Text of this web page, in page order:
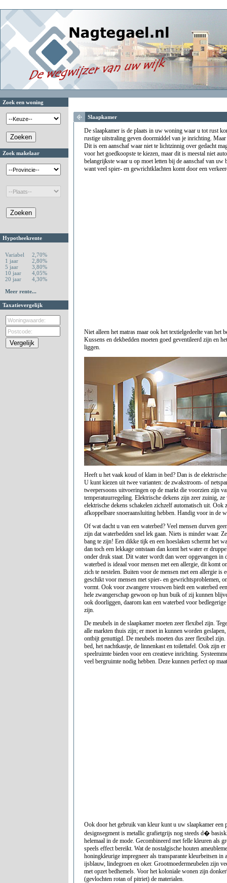
Zoek een woning
Zoek makelaar
Hypotheekrente
Variabel
2,70%
1 jaar
2,80%
5 jaar
3,80%
10 jaar
4,05%
20 jaar
4,30%
Meer rente...
Taxatievergelijk
Slaapkamer
De slaapkamer is de plaats in uw woning waar u tot rust
rustige uitstraling geven doormiddel van je inrichting.
Dit is een aanschaf waar niet te lichtzinnig over gedacht
voor het goedkoopste te kiezen, maar dit is meestal niet
belangrijkste waar u op moet letten bij de aanschaf van uw
want veel spier- en gewrichtklachten komt door een
Niet alleen het matras maar ook het textielgedeelte van het
Kussens en dekbedden moeten goed geventileerd zijn en
liggen.
Heeft u het vaak koud of klam in bed? Dan is de
U kunt kiezen uit twee varianten: de zwakstroom- of
tweepersoons uitvoeringen op de markt die voorzien zijn
temperatuurregeling. Elektrische dekens zijn zeer zuinig,
elektrische dekens schakelen zichzelf automatisch uit. Ook
afkoppelbare snoeraansluiting hebben. Handig voor in de
Of wat dacht u van een waterbed? Veel mensen durven
zijn dat waterbedden snel lek gaan. Niets is minder waar.
bang te zijn! Een dikke tijk en een hoeslaken schermt het
dan toch een lekkage ontstaan dan komt het water er
onder druk staat. Dit water wordt dan weer opgevangen in
waterbed is ideaal voor mensen met een allergie, dit komt
zich te nestelen. Buiten voor de mensen met een allergie is
geschikt voor mensen met spier- en gewrichtsproblemen,
vormt. Ook voor zwangere vrouwen biedt een waterbed
hele zwangerschap gewoon op hun buik of zij kunnen
ook doorliggen, daarom kan een waterbed voor bedlegerige
zijn.
De meubels in de slaapkamer moeten zeer flexibel zijn.
alle markten thuis zijn; er moet in kunnen worden
ontbijt genuttigd. De meubels moeten dus zeer flexibel
bed, het nachtkastje, de linnenkast en toilettafel. Ook zijn
speelruimte bieden voor een creatieve inrichting.
veel bergruimte nodig hebben. Deze kunnen perfect op
Ook door het gebruik van kleur kunt u uw slaapkamer een
designsegment is metallic grafietgrijs nog steeds d�
helemaal in de mode. Gecombineerd met felle kleuren als
speels effect bereikt. Wat de nostalgische houten
honingkleurige impregneer als transparante kleurbeitsen in
ijsblauw, lindegroen en oker. Grootmoedermeubelen zijn
met opzet bedhemels. Voor het koloniale wonen zijn
(gevlochten rotan of pitriet) de materialen.